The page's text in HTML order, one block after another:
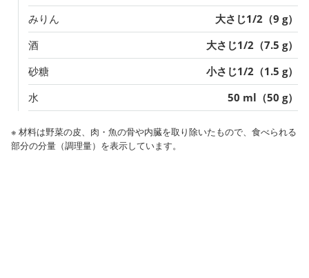
みりん
大さじ1/2（9 g）
酒
大さじ1/2（7.5 g）
砂糖
小さじ1/2（1.5 g）
水
50 ml（50 g）
※ 材料は野菜の皮、肉・魚の骨や内臓を取り除いたもので、食べられる
部分の分量（調理量）を表示しています。